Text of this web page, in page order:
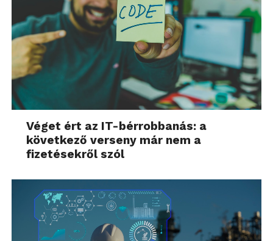
Véget ért az IT-bérrobbanás: a
következő verseny már nem a
fizetésekről szól